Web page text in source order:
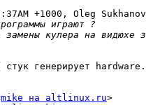
+1000, Oleg
стук генерирует
mike на altlinux.ru>